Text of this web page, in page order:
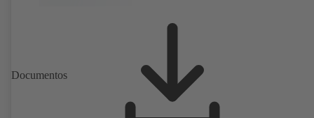
Documentos